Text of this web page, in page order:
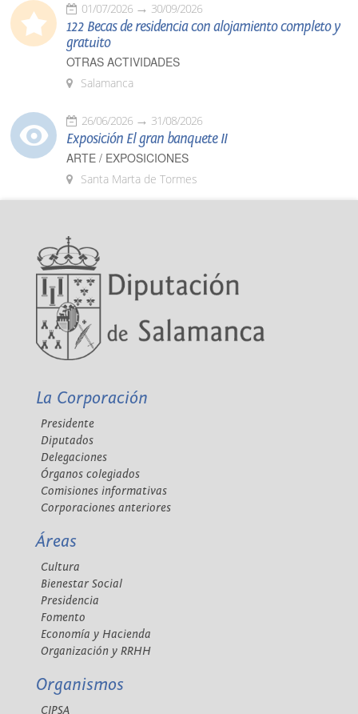
01/07/2026 30/09/2026
122 Becas de residencia con alojamiento completo y
gratuito
OTRAS ACTIVIDADES
Salamanca
26/06/2026 31/08/2026
Exposición El gran banquete II
ARTE / EXPOSICIONES
Santa Marta de Tormes
La Corporación
Presidente
Diputados
Delegaciones
Órganos colegiados
Comisiones informativas
Corporaciones anteriores
Áreas
Cultura
Bienestar Social
Presidencia
Fomento
Economía y Hacienda
Organización y RRHH
Organismos
CIPSA